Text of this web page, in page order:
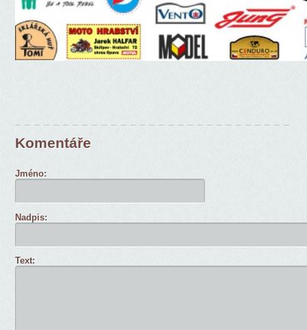
Komentáře
Jméno:
Nadpis:
Text: